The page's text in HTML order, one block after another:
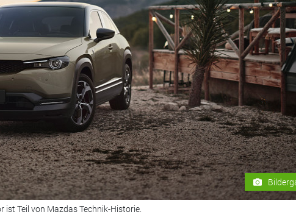
ist Teil von Mazdas Technik-Historie.